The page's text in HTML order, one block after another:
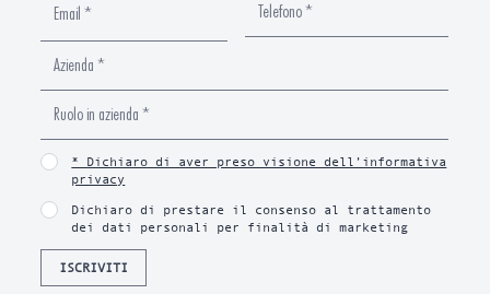
* Dichiaro di aver preso visione dell’informativa
privacy
Dichiaro di prestare il consenso al trattamento
dei dati personali per finalità di marketing
ISCRIVITI